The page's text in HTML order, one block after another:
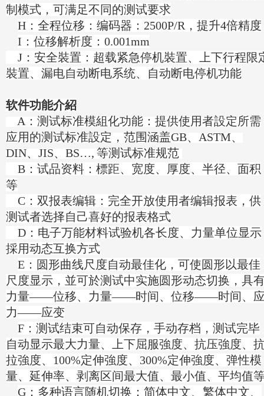
制模式，可满足不同的测试要求
H：全程位移：编码器：2500P/R，提升4倍精度
I：位移解析度：0.001mm
J：安全裝置：超载紧急停机裝置、上下行程限
裝置、漏电自动断电系统、自动断电停机功能
软件功能介紹
A：测试标准模組化功能：提供使用者設定所需
应用的测试标准設定，范围涵盖GB、ASTM、
DIN、JIS、BS…, 等测试标准规范
B：试品资料：標距、宽度、厚度、半径、面积
等
C：双报表编辑：完全开放使用者编辑报表，供
测试者选择自己喜好的报表格式
D：电子万能材料试验机各长度、力量单位显示
採用动态互换方式
E：圆形曲线尺度自动最佳化，可使圆形以最佳
尺度显示，並可於测试中实施圆形动态切换，具
力量——位移、力量——时间、位移——时间、
力——应变
F：测试结束可自动保存，手动存档，测试完毕
自动显示最大力量、上下屈服強度、抗压強度、
拉強度、100%定伸強度、300%定伸強度、弹性模
量、延伸率、剥离区间最大值、最小值、平均值
G：多种语言随机切换：简体中文、繁体中文、